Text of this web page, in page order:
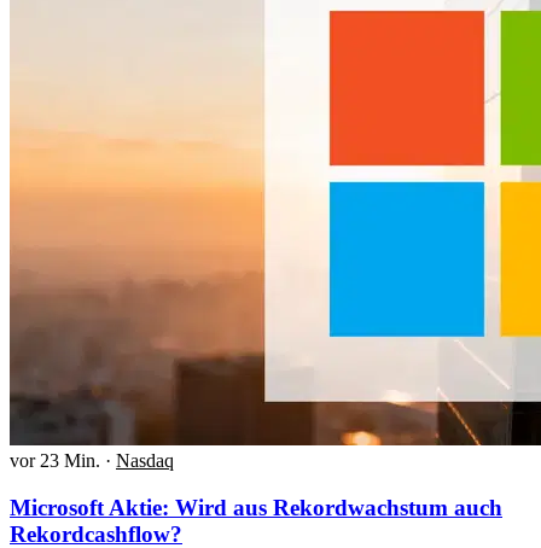
vor 23 Min. · Nasdaq
Microsoft Aktie: Wird aus Rekordwachstum auch
Rekordcashflow?